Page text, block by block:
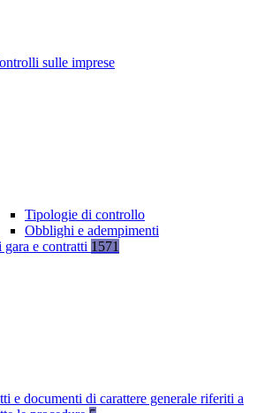
sulle imprese
Tipologie di controllo
Obblighi e adempimenti
e contratti 1571
e documenti di carattere generale riferiti a